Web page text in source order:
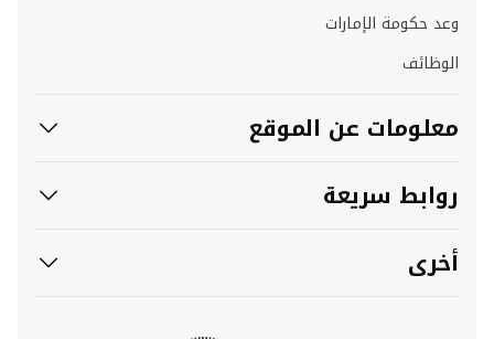
وعد حكومة الإمارات
الوظائف
معلومات عن الموقع
روابط سريعة
أخرى